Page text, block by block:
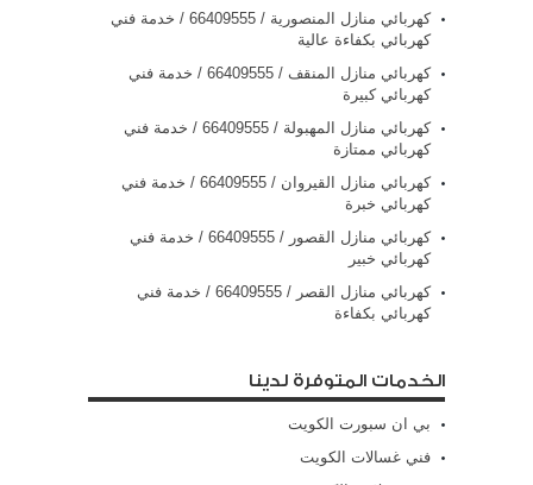
كهربائي منازل المنصورية / 66409555 / خدمة فني
كهربائي بكفاءة عالية
كهربائي منازل المنقف / 66409555 / خدمة فني
كهربائي كبيرة
كهربائي منازل المهبولة / 66409555 / خدمة فني
كهربائي ممتازة
كهربائي منازل القيروان / 66409555 / خدمة فني
كهربائي خبرة
كهربائي منازل القصور / 66409555 / خدمة فني
كهربائي خبير
كهربائي منازل القصر / 66409555 / خدمة فني
كهربائي بكفاءة
الخدمات المتوفرة لدينا
بي ان سبورت الكويت
فني غسالات الكويت